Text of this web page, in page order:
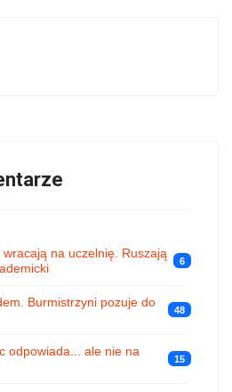
na uczelnię. Ruszają
6
Burmistrzyni pozuje do
48
odpowiada... ale nie na
15